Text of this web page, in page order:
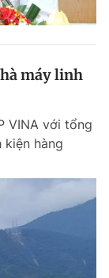
máy linh
VINA với tổng
hàng